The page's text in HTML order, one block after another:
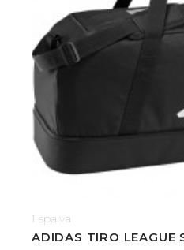
1 spalva
ADIDAS TIRO LEAGUE